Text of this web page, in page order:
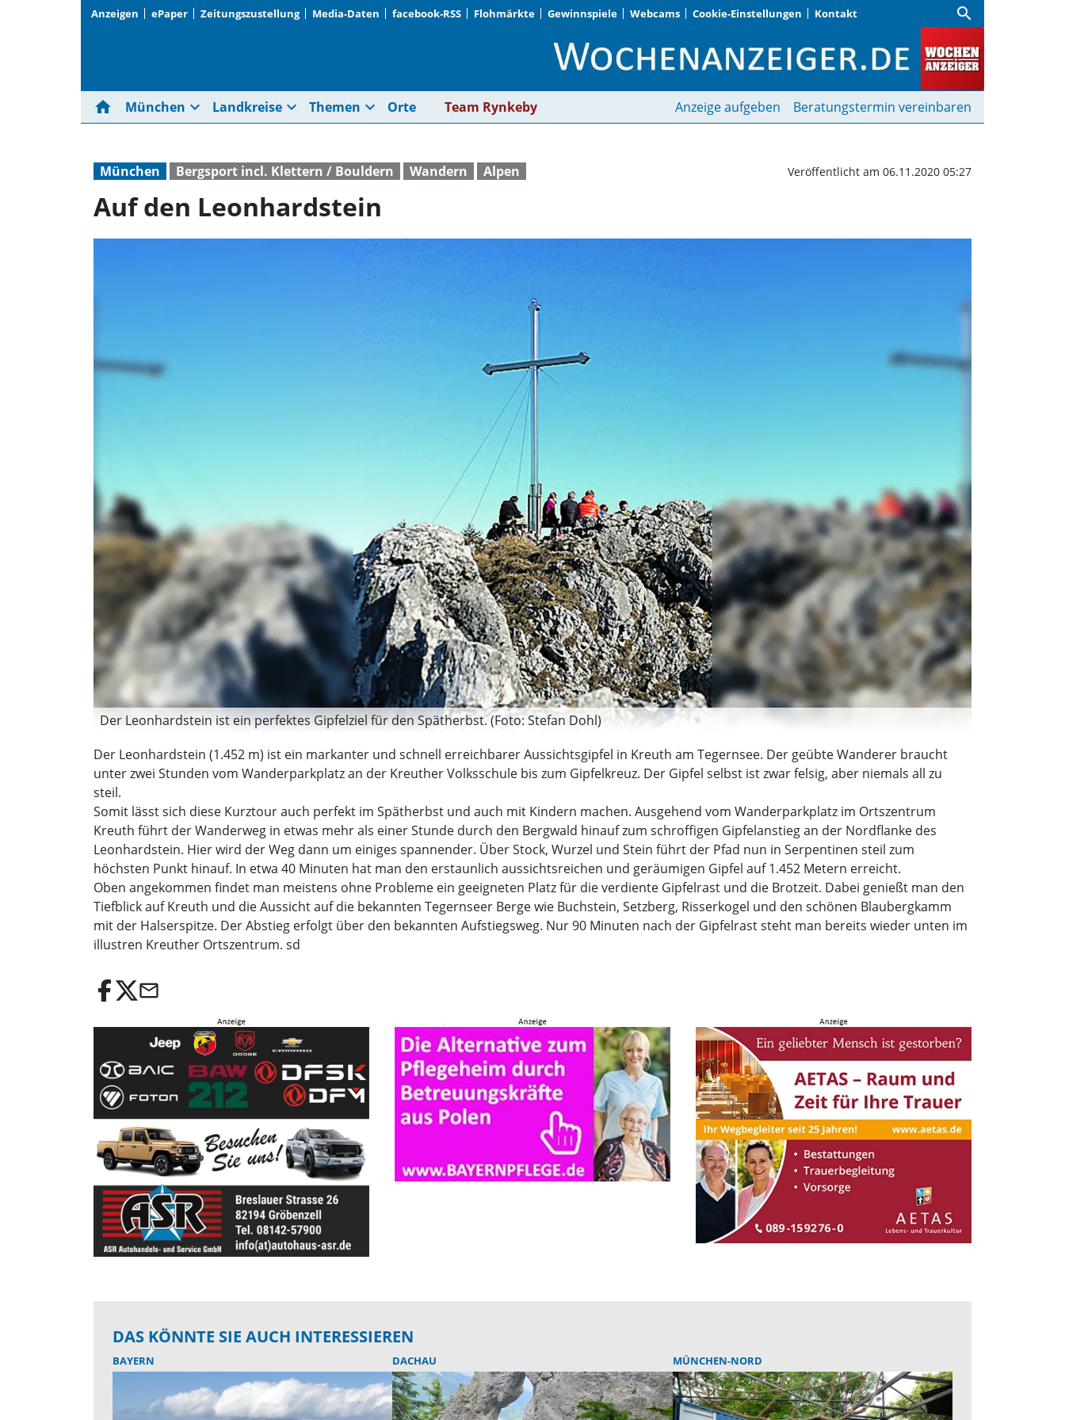
Anzeigen ePaper Zeitungszustellung Media-Daten facebook-RSS Flohmärkte Gewinnspiele Webcams Cookie-Einstellungen Kontakt search
Auf den Leonhardstein | Wochenanzeiger
home München expand_more Landkreise expand_more Themen expand_more Orte Team Rynkeby Anzeige aufgeben Beratungstermin vereinbaren
München Bergsport incl. Klettern / Bouldern Wandern Alpen Veröffentlicht am 06.11.2020 05:27
Auf den Leonhardstein
Der Leonhardstein ist ein perfektes Gipfelziel für den Spätherbst. (Foto: Stefan Dohl)
Der Leonhardstein (1.452 m) ist ein markanter und schnell erreichbarer Aussichtsgipfel in Kreuth am Tegernsee. Der geübte Wanderer braucht
unter zwei Stunden vom Wanderparkplatz an der Kreuther Volksschule bis zum Gipfelkreuz. Der Gipfel selbst ist zwar felsig, aber niemals all zu
steil.
Somit lässt sich diese Kurztour auch perfekt im Spätherbst und auch mit Kindern machen. Ausgehend vom Wanderparkplatz im Ortszentrum
Kreuth führt der Wanderweg in etwas mehr als einer Stunde durch den Bergwald hinauf zum schroffigen Gipfelanstieg an der Nordflanke des
Leonhardstein. Hier wird der Weg dann um einiges spannender. Über Stock, Wurzel und Stein führt der Pfad nun in Serpentinen steil zum
höchsten Punkt hinauf. In etwa 40 Minuten hat man den erstaunlich aussichtsreichen und geräumigen Gipfel auf 1.452 Metern erreicht.
Oben angekommen findet man meistens ohne Probleme ein geeigneten Platz für die verdiente Gipfelrast und die Brotzeit. Dabei genießt man den
Tiefblick auf Kreuth und die Aussicht auf die bekannten Tegernseer Berge wie Buchstein, Setzberg, Risserkogel und den schönen Blaubergkamm
mit der Halserspitze. Der Abstieg erfolgt über den bekannten Aufstiegsweg. Nur 90 Minuten nach der Gipfelrast steht man bereits wieder unten im
illustren Kreuther Ortszentrum. sd
email
DAS KÖNNTE SIE AUCH INTERESSIEREN
BAYERN DACHAU MÜNCHEN-NORD